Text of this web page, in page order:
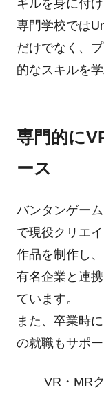
キルを身に付
専門学校では
だけでなく、
的なスキルを
専門的に
ース
バンタンゲー
で現役クリエ
作品を制作し、
有名企業と連
ています。
また、卒業時
の就職もサポ
VR・MR